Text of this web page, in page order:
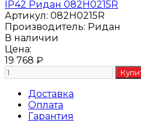
Артикул: 082H0215R
Производитель: Ридан
В наличии
Цена:
19 768 ₽
Доставка
Оплата
Гарантия